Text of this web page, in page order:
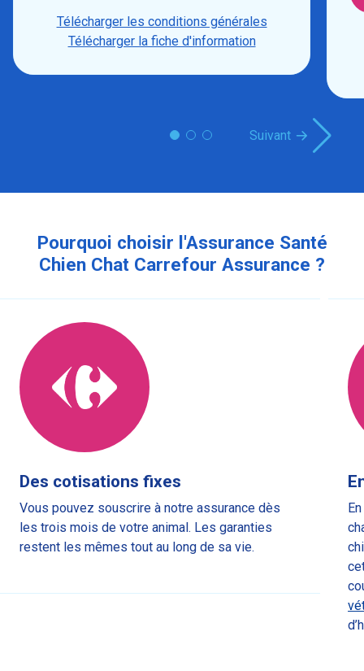
Télécharger les conditions générales
Télécharger la fiche d'information
Suivant
Pourquoi choisir l'Assurance Santé
Chien Chat Carrefour Assurance ?
Des cotisations fixes
Vous pouvez souscrire à notre assurance dès
les trois mois de votre animal. Les garanties
restent les mêmes tout au long de sa vie.